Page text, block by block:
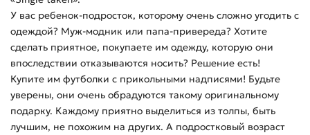
У вас ребенок-подросток, которому очень сложно угодить с
одеждой? Муж-модник или папа-привереда? Хотите
сделать приятное, покупаете им одежду, которую они
впоследствии отказываются носить? Решение есть!
Купите им футболки с прикольными надписями! Будьте
уверены, они очень обрадуются такому оригинальному
подарку. Каждому приятно выделиться из толпы, быть
лучшим, не похожим на других. А подростковый возраст